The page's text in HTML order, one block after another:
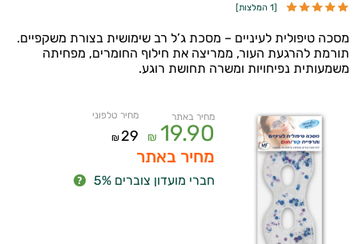
[1 המלצות ]
מסכה טיפולית לעיניים – מסכת ג’ל רב שימושית בצורת משקפיים.
תורמת להרגעת העור, ממריצה את חילוף החומרים, מפחיתה
משמעותית נפיחויות ומשרה תחושת רוגע.
מחיר באתר
19.90
₪
מחיר טלפוני
29
₪
מחיר באתר
חברי מועדון צוברים 5%